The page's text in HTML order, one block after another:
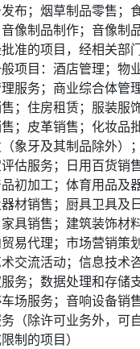
布；烟草制品零售；
像制品制作；音像制
准的项目，经相关部
项目：酒店管理；物
服务；商业综合体管
；住房租赁；服装服
；皮革销售；化妆品
象牙及其制品除外）
估服务；日用百货销
初加工；体育用品及
材销售；厨具卫具及
具销售；建筑装饰材
易代理；市场营销策
交流活动；信息技术
务；数据处理和存储
场服务；音响设备销
（除许可业务外，可
制的项目）